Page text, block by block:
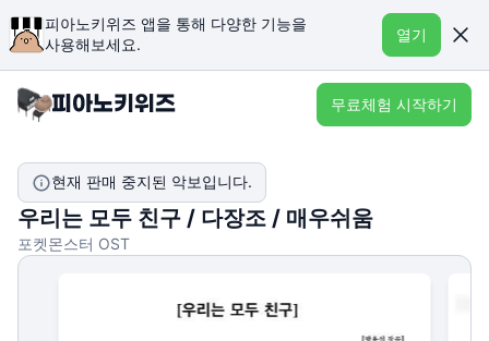
피아노키위즈 앱을 통해 다양한 기능을
사용해보세요.
열기
무료체험 시작하기
현재 판매 중지된 악보입니다.
우리는 모두 친구 / 다장조 / 매우쉬움
포켓몬스터 OST